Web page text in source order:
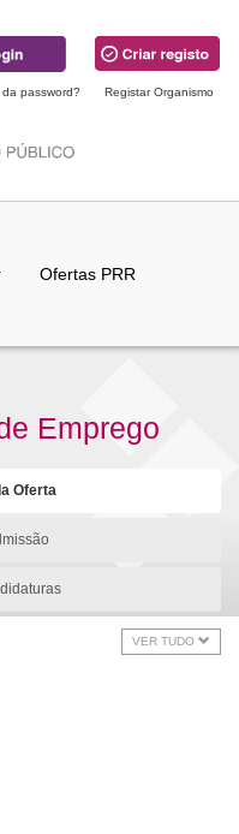
password? Registar Organismo
Ofertas PRR
Emprego
Oferta
VER TUDO